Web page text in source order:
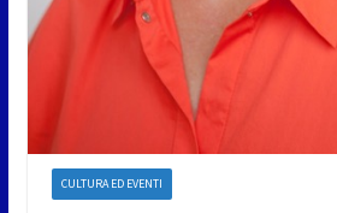
CULTURA ED EVENTI